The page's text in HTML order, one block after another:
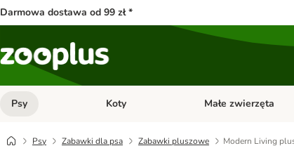
Darmowa dostawa od 99 zł *
Psy Otwórz menu kategorii: Psy
Koty Otwórz menu
Małe zwierzęta
Psy Zabawki dla psa Zabawki pluszowe Modern Living